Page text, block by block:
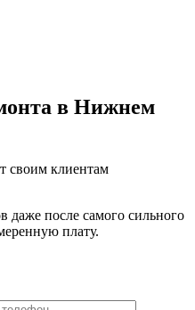
в Нижнем
своим клиентам
после самого сильного
плату.